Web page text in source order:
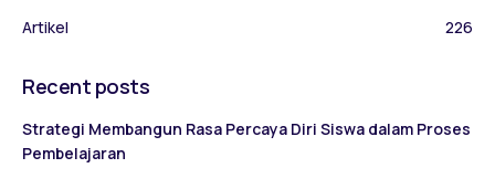
Artikel 226
Recent posts
Strategi Membangun Rasa Percaya Diri Siswa dalam Proses
Pembelajaran